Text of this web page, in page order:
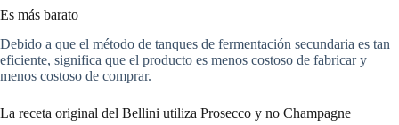
Es más barato
Debido a que el método de tanques de fermentación secundaria es tan
eficiente, significa que el producto es menos costoso de fabricar y
menos costoso de comprar.
La receta original del Bellini utiliza Prosecco y no Champagne